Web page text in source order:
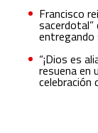
Francisco
sacerdotal”
entregando
“¡Dios es
resuena en
celebración